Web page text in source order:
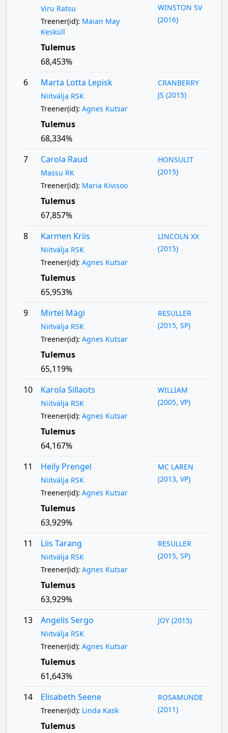
Viru Ratsu
Treener(id): Maian May
Kesküll
WINSTON SV
(2016)
Tulemus
68,453%
6
Marta Lotta Lepisk
Niitvälja RSK
Treener(id): Agnes Kutsar
CRANBERRY
JS (2015)
Tulemus
68,334%
7
Carola Raud
Massu RK
Treener(id): Maria Kivisoo
HONSULIT
(2015)
Tulemus
67,857%
8
Karmen Kriis
Niitvälja RSK
Treener(id): Agnes Kutsar
LINCOLN XX
(2015)
Tulemus
65,953%
9
Mirtel Mägi
Niitvälja RSK
Treener(id): Agnes Kutsar
RESULLER
(2015, SP)
Tulemus
65,119%
10
Karola Sillaots
Niitvälja RSK
Treener(id): Agnes Kutsar
WILLIAM
(2005, VP)
Tulemus
64,167%
11
Heily Prengel
Niitvälja RSK
Treener(id): Agnes Kutsar
MC LAREN
(2013, VP)
Tulemus
63,929%
11
Liis Tarang
Niitvälja RSK
Treener(id): Agnes Kutsar
RESULLER
(2015, SP)
Tulemus
63,929%
13
Angelis Sergo
Niitvälja RSK
Treener(id): Agnes Kutsar
JOY (2015)
Tulemus
61,643%
14
Elisabeth Seene
Treener(id): Linda Kask
ROSAMUNDE
(2011)
Tulemus